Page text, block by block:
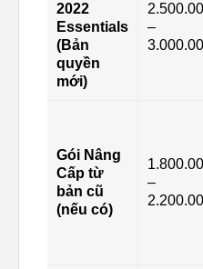
2022
Essentials
(Bản
quyền
mới)
–
Gói Nâng
Cấp từ
bản cũ
(nếu có)
–